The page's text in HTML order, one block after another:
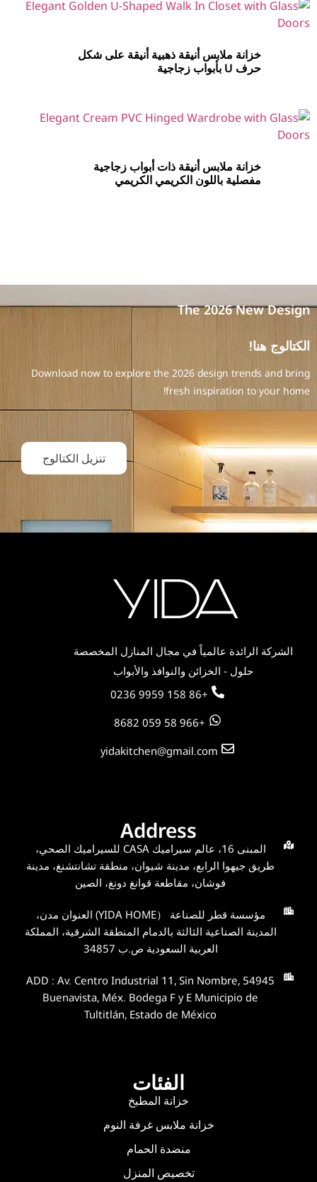
خزانة ملابس أنيقة ذهبية أنيقة على شكل
حرف U بأبواب زجاجية
خزانة ملابس أنيقة ذات أبواب زجاجية
مفصلية باللون الكريمي الكريمي
The 2026 New Design
الكتالوج هنا!
Download now to explore the 2026 design trends and bring
fresh inspiration to your home!
تنزيل الكتالوج
الشركة الرائدة عالمياً في مجال المنازل المخصصة
حلول - الخزائن والنوافذ والأبواب
+86 158 9959 0236
+966 58 059 8682
yidakitchen@gmail.com
Address
المبنى 16، عالم سيراميك CASA للسيراميك الصحي،
طريق جيهوا الرابع، مدينة شيوان، منطقة تشانتشنغ، مدينة
فوشان، مقاطعة قوانغ دونغ، الصين
مؤسسة قطر للصناعة （YIDA HOME) العنوان مدن،
المدينة الصناعية الثالثة بالدمام المنطقة الشرقية، المملكة
العربية السعودية ص.ب 34857
ADD : Av. Centro Industrial 11, Sin Nombre, 54945
Buenavista, Méx. Bodega F y E Municipio de
Tultitlán, Estado de México
الفئات
خزانة المطبخ
خزانة ملابس غرفة النوم
منضدة الحمام
تخصيص المنزل